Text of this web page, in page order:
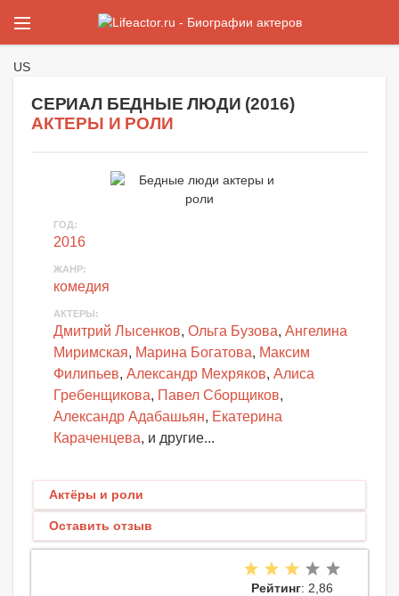
US
СЕРИАЛ БЕДНЫЕ ЛЮДИ (2016)
АКТЕРЫ И РОЛИ
ГОД:
2016
ЖАНР:
комедия
АКТЕРЫ:
Дмитрий Лысенков, Ольга Бузова, Ангелина
Миримская, Марина Богатова, Максим
Филипьев, Александр Мехряков, Алиса
Гребенщикова, Павел Сборщиков,
Александр Адабашьян, Екатерина
Караченцева, и другие...
Актёры и роли
Оставить отзыв
Рейтинг: 2,86